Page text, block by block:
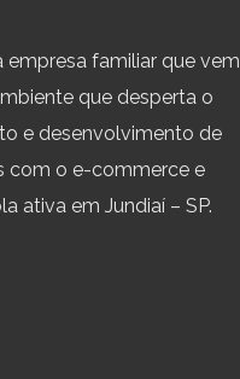
empresa familiar que vem
que desperta o
e desenvolvimento de
com o e-commerce e
ativa em Jundiaí – SP.